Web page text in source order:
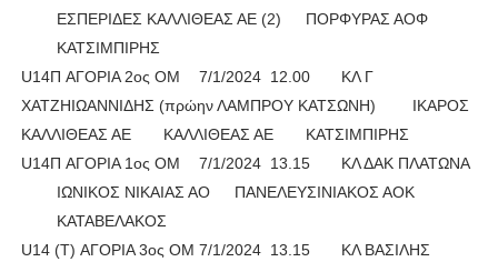
ΕΣΠΕΡΙΔΕΣ ΚΑΛΛΙΘΕΑΣ ΑΕ (2)
ΠΟΡΦΥΡΑΣ ΑΟΦ
ΚΑΤΣΙΜΠΙΡΗΣ
U14Π AΓΟΡΙΑ 2ος ΟΜ
7/1/2024 12.00
ΚΛ Γ
ΧΑΤΖΗΙΩΑΝΝΙΔΗΣ (πρώην ΛΑΜΠΡΟΥ ΚΑΤΣΩΝΗ)
ΙΚΑΡΟΣ
ΚΑΛΛΙΘΕΑΣ ΑΕ
ΚΑΛΛΙΘΕΑΣ ΑΕ
ΚΑΤΣΙΜΠΙΡΗΣ
U14Π AΓΟΡΙΑ 1ος ΟΜ
7/1/2024 13.15
ΚΛ ΔΑΚ ΠΛΑΤΩΝΑ
ΙΩΝΙΚΟΣ ΝΙΚΑΙΑΣ ΑΟ
ΠΑΝΕΛΕΥΣΙΝΙΑΚΟΣ ΑΟΚ
ΚΑΤΑΒΕΛΑΚΟΣ
U14 (Τ) ΑΓΟΡΙΑ 3ος ΟΜ 7/1/2024 13.15
ΚΛ ΒΑΣΙΛΗΣ